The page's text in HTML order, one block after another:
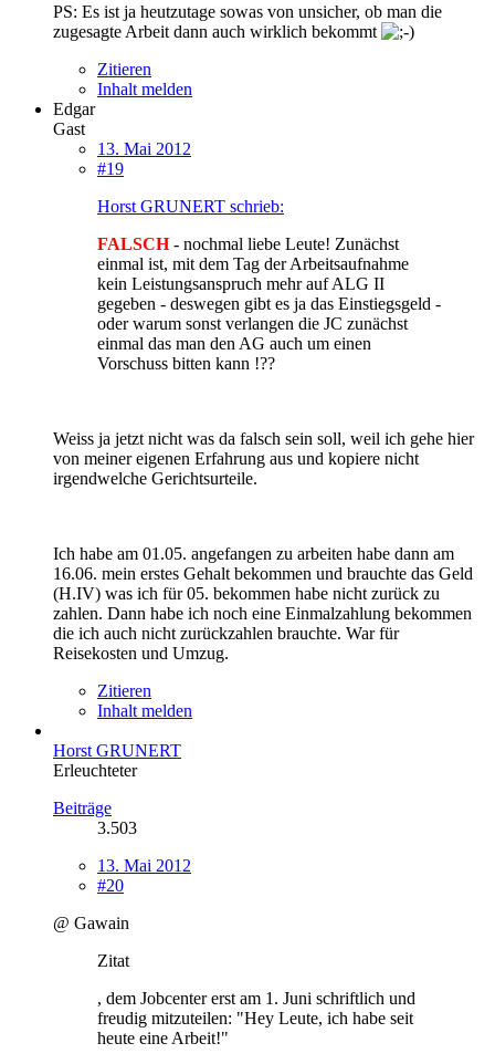
PS: Es ist ja heutzutage sowas von unsicher, ob man die
zugesagte Arbeit dann auch wirklich bekommt
Zitieren
Inhalt melden
Edgar
Gast
13. Mai 2012
#19
Horst GRUNERT schrieb:
FALSCH- nochmal liebe Leute! Zunächst
einmal ist, mit dem Tag der Arbeitsaufnahme
kein Leistungsanspruch mehr auf ALG II
gegeben - deswegen gibt es ja das Einstiegsgeld -
oder warum sonst verlangen die JC zunächst
einmal das man den AG auch um einen
Vorschuss bitten kann !??
Weiss ja jetzt nicht was da falsch sein soll, weil ich gehe hier
von meiner eigenen Erfahrung aus und kopiere nicht
irgendwelche Gerichtsurteile.
Ich habe am 01.05. angefangen zu arbeiten habe dann am
16.06. mein erstes Gehalt bekommen und brauchte das Geld
(H.IV) was ich für 05. bekommen habe nicht zurück zu
zahlen. Dann habe ich noch eine Einmalzahlung bekommen
die ich auch nicht zurückzahlen brauchte. War für
Reisekosten und Umzug.
Zitieren
Inhalt melden
Horst GRUNERT
Erleuchteter
Beiträge
3.503
13. Mai 2012
#20
@ Gawain
Zitat
, dem Jobcenter erst am 1. Juni schriftlich und
freudig mitzuteilen: "Hey Leute, ich habe seit
heute eine Arbeit!"